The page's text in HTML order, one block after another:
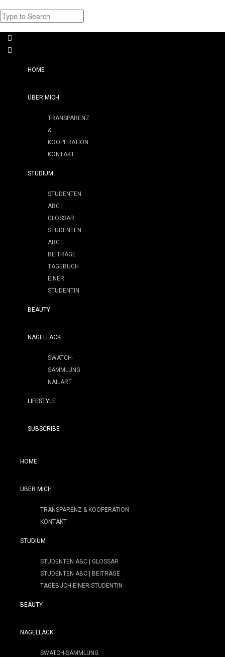
HOME
ÜBER MICH
TRANSPARENZ
&
KOOPERATION
KONTAKT
STUDIUM
STUDENTEN
ABC |
GLOSSAR
STUDENTEN
ABC |
BEITRÄGE
TAGEBUCH
EINER
STUDENTIN
BEAUTY
NAGELLACK
SWATCH-
SAMMLUNG
NAILART
LIFESTYLE
SUBSCRIBE
HOME
ÜBER MICH
TRANSPARENZ & KOOPERATION
KONTAKT
STUDIUM
STUDENTEN ABC | GLOSSAR
STUDENTEN ABC | BEITRÄGE
TAGEBUCH EINER STUDENTIN
BEAUTY
NAGELLACK
SWATCH-SAMMLUNG